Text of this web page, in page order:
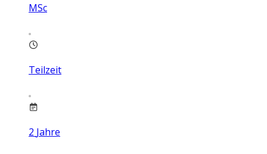
MSc
Teilzeit
2 Jahre